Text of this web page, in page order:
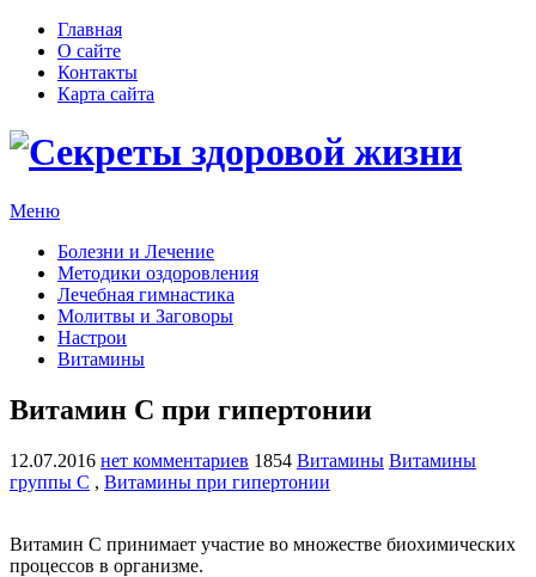
Главная
О сайте
Контакты
Карта сайта
Меню
Болезни и Лечение
Методики оздоровления
Лечебная гимнастика
Молитвы и Заговоры
Настрои
Витамины
Витамин С при гипертонии
12.07.2016 нет комментариев 1854 Витамины Витамины
группы С , Витамины при гипертонии
Витамин С принимает участие во множестве биохимических
процессов в организме.